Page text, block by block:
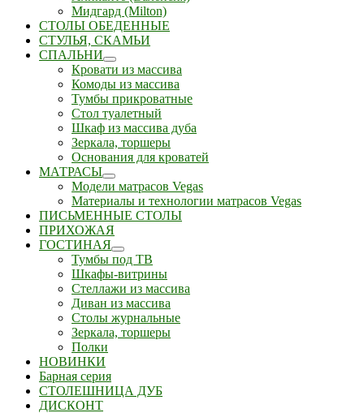
Мидгард (Milton)
СТОЛЫ ОБЕДЕННЫЕ
СТУЛЬЯ, СКАМЬИ
СПАЛЬНИ
Кровати из массива
Комоды из массива
Тумбы прикроватные
Стол туалетный
Шкаф из массива дуба
Зеркала, торшеры
Основания для кроватей
МАТРАСЫ
Модели матрасов Vegas
Материалы и технологии матрасов Vegas
ПИСЬМЕННЫЕ СТОЛЫ
ПРИХОЖАЯ
ГОСТИНАЯ
Тумбы под ТВ
Шкафы-витрины
Стеллажи из массива
Диван из массива
Столы журнальные
Зеркала, торшеры
Полки
НОВИНКИ
Барная серия
СТОЛЕШНИЦА ДУБ
ДИСКОНТ